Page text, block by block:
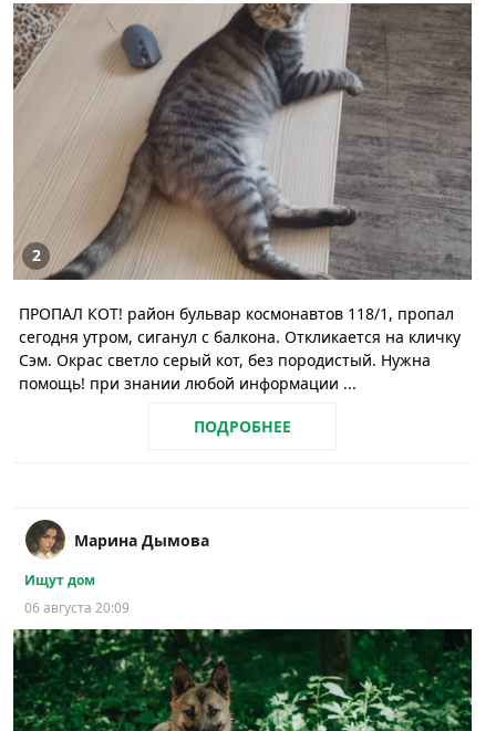
2
ПРОПАЛ КОТ! район бульвар космонавтов 118/1, пропал
сегодня утром, сиганул с балкона. Откликается на кличку
Сэм. Окрас светло серый кот, без породистый. Нужна
помощь! при знании любой информации ...
ПОДРОБНЕЕ
Марина Дымова
Ищут дом
06 августа 20:09